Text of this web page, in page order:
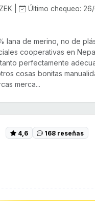
| Último chequeo:
lana de merino, no de
cooperativas en
perfectamente
cosas bonitas
merca...
4,6 168 reseñas